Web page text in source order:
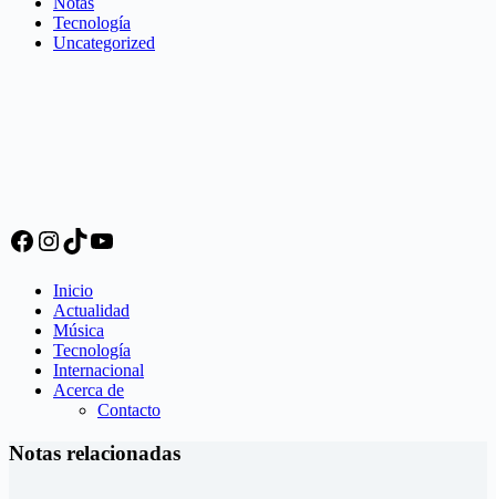
Tecnología
Uncategorized
Facebook
Instagram
TikTok
YouTube
Inicio
Actualidad
Música
Tecnología
Internacional
Acerca de
Contacto
Notas relacionadas